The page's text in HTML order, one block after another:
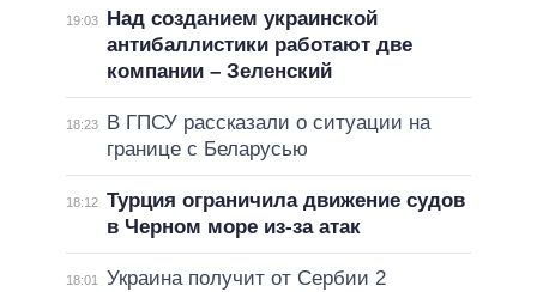
19:03
Над созданием украинской
антибаллистики работают две
компании – Зеленский
18:23
В ГПСУ рассказали о ситуации на
границе с Беларусью
18:12 Турция ограничила движение судов
в Черном море из-за атак
18:01 Украина получит от Сербии 2